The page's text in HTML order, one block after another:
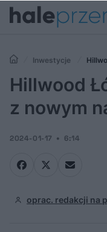
Inwestycje
Hillwood
z nowym
2024-01-17 6:14
oprac. redakcji na